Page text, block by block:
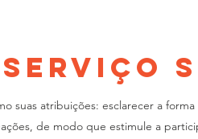
SERVIÇO
suas atribuições: esclarecer a
de modo que estimule a